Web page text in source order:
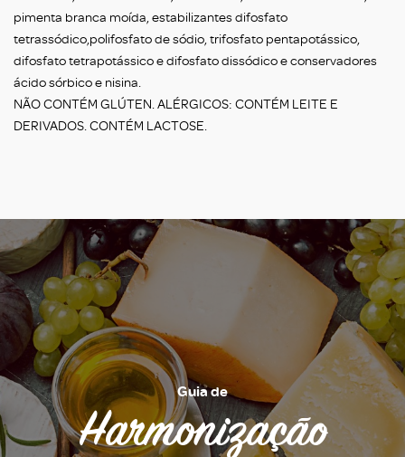
pimenta branca moída, estabilizantes difosfato
tetrassódico,polifosfato de sódio, trifosfato pentapotássico,
difosfato tetrapotássico e difosfato dissódico e conservadores
ácido sórbico e nisina.
NÃO CONTÉM GLÚTEN. ALÉRGICOS: CONTÉM LEITE E
DERIVADOS. CONTÉM LACTOSE.
Guia de
Harmonização